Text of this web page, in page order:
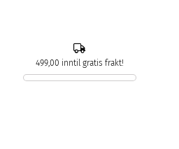
499,00 inntil gratis frakt!